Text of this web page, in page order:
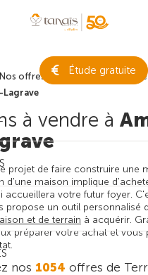
Étude gratuite
Nos offres de terrain
Gironde
Lagrave
à vendre à
projet de faire construire une
d'une maison implique
accueillera votre futur foyer.
propose un outil personnalisé
et de terrain à acquérir.
préparer votre achat et vous
nos 1054 offres de